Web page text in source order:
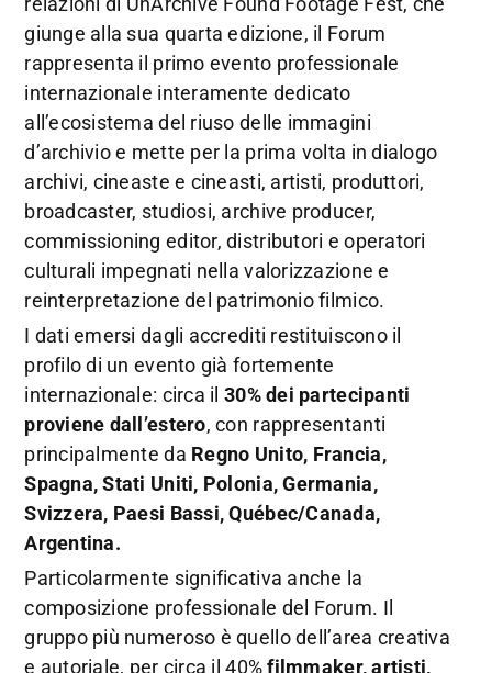
giunge alla sua quarta edizione, il Forum
rappresenta il primo evento professionale
internazionale interamente dedicato
all’ecosistema del riuso delle immagini
d’archivio e mette per la prima volta in dialogo
archivi, cineaste e cineasti, artisti, produttori,
broadcaster, studiosi, archive producer,
commissioning editor, distributori e operatori
culturali impegnati nella valorizzazione e
reinterpretazione del patrimonio filmico.
I dati emersi dagli accrediti restituiscono il
profilo di un evento già fortemente
internazionale: circa il30% dei partecipanti
proviene dall’estero, con rappresentanti
principalmente da Regno Unito, Francia,
Spagna, Stati Uniti, Polonia, Germania,
Svizzera, Paesi Bassi, Québec/Canada,
Argentina.
Particolarmente significativa anche la
composizione professionale del Forum. Il
gruppo più numeroso è quello dell’area creativa
e autoriale, per circa il 40%filmmaker, artisti,